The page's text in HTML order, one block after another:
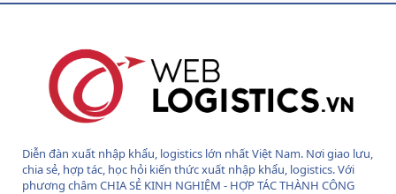
Diễn đàn xuất nhập khẩu, logistics lớn nhất Việt Nam. Nơi giao lưu,
chia sẻ, hợp tác, học hỏi kiến thức xuất nhập khẩu, logistics. Với
phương châm CHIA SẺ KINH NGHIỆM - HỢP TÁC THÀNH CÔNG